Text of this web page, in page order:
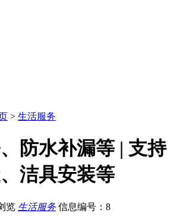
> 生活服务
防水补漏等 | 支持
洁具安装等
览 生活服务 信息编号：8